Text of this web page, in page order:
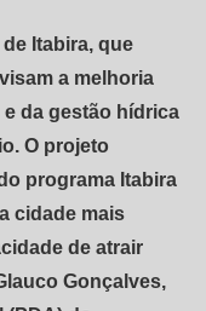
Itabira, que
a melhoria
da gestão hídrica
O projeto
programa Itabira
cidade mais
de atrair
Gonçalves,